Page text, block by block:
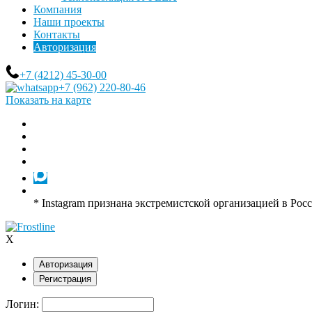
Компания
Наши проекты
Контакты
Авторизация
+7 (4212) 45-30-00
+7 (962) 220-80-46
Показать на карте
* Instagram признана экстремистской организацией в
X
Авторизация
Регистрация
Логин: